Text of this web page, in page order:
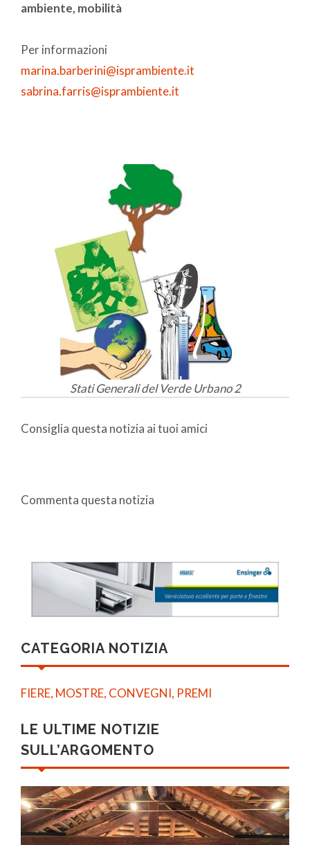
ambiente, mobilità
Per informazioni
marina.barberini@isprambiente.it
sabrina.farris@isprambiente.it
Stati Generali del Verde Urbano 2
Consiglia questa notizia ai tuoi amici
Commenta questa notizia
CATEGORIA NOTIZIA
FIERE, MOSTRE, CONVEGNI, PREMI
LE ULTIME NOTIZIE
SULL’ARGOMENTO